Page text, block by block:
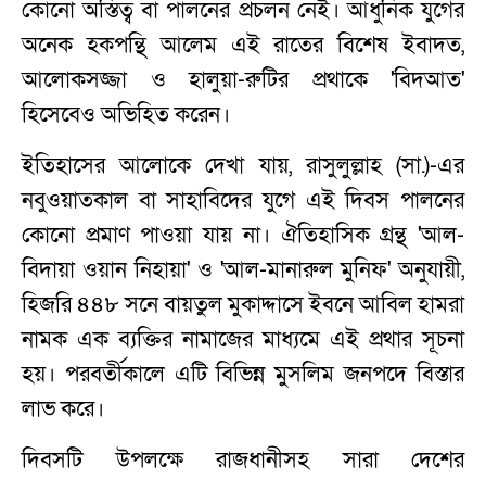
কোনো অস্তিত্ব বা পালনের প্রচলন নেই। আধুনিক যুগের
অনেক হকপন্থি আলেম এই রাতের বিশেষ ইবাদত,
আলোকসজ্জা ও হালুয়া-রুটির প্রথাকে 'বিদআত'
হিসেবেও অভিহিত করেন।
ইতিহাসের আলোকে দেখা যায়, রাসুলুল্লাহ (সা.)-এর
নবুওয়াতকাল বা সাহাবিদের যুগে এই দিবস পালনের
কোনো প্রমাণ পাওয়া যায় না। ঐতিহাসিক গ্রন্থ 'আল-
বিদায়া ওয়ান নিহায়া' ও 'আল-মানারুল মুনিফ' অনুযায়ী,
হিজরি ৪৪৮ সনে বায়তুল মুকাদ্দাসে ইবনে আবিল হামরা
নামক এক ব্যক্তির নামাজের মাধ্যমে এই প্রথার সূচনা
হয়। পরবর্তীকালে এটি বিভিন্ন মুসলিম জনপদে বিস্তার
লাভ করে।
দিবসটি উপলক্ষে রাজধানীসহ সারা দেশের